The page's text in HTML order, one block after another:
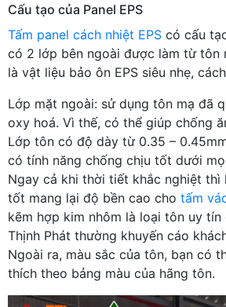
Cấu tạo của Panel EPS
Tấm panel cách nhiệt EPS có cấu
có 2 lớp bên ngoài được làm từ tôn
là vật liệu bảo ôn EPS siêu nhẹ,
Lớp mặt ngoài: sử dụng tôn mạ đã
oxy hoá. Vì thế, có thể giúp chống
Lớp tôn có độ dày từ 0.35 –
có tính năng chống chịu tốt dưới
Ngay cả khi thời tiết khắc nghiệt thì
tốt mang lại độ bền cao cho tấm
kẽm hợp kim nhôm là loại tôn uy tín
Thịnh Phát thường khuyến cáo
Ngoài ra, màu sắc của tôn, bạn có
thích theo bảng màu của hãng tôn.